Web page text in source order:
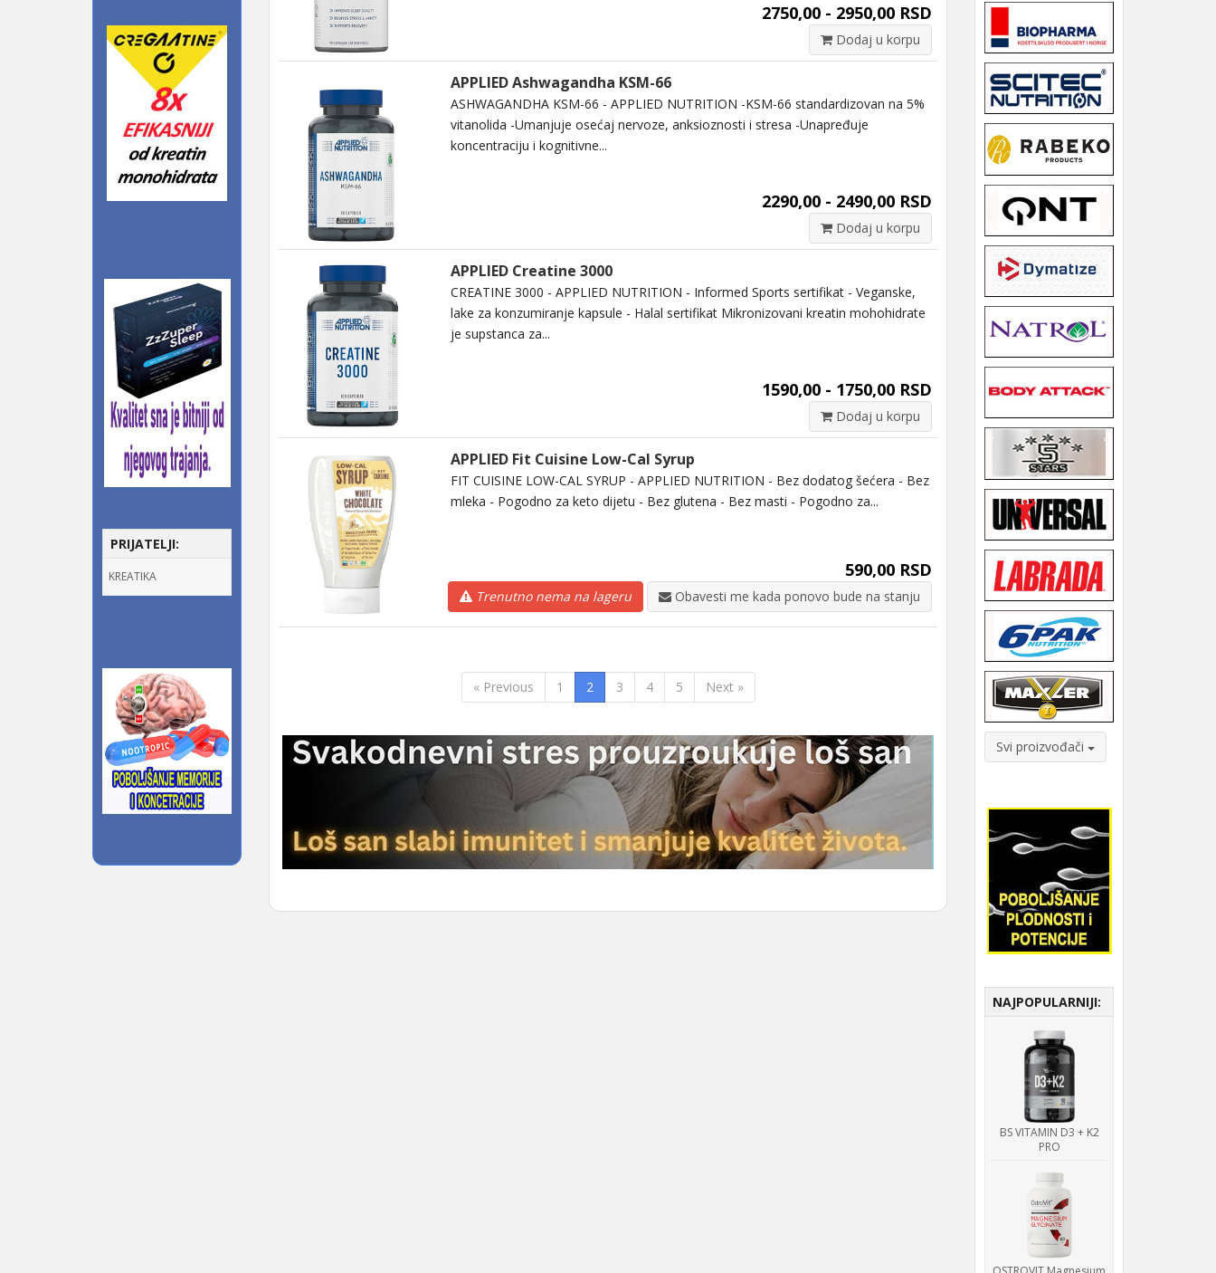
PRIJATELJI:
KREATIKA
2750,00 - 2950,00 RSD
Dodaj u korpu
APPLIED Ashwagandha KSM-66
ASHWAGANDHA KSM-66 - APPLIED NUTRITION -KSM-66 standardizovan na 5%
vitanolida -Umanjuje osećaj nervoze, anksioznosti i stresa -Unapređuje
koncentraciju i kognitivne...
2290,00 - 2490,00 RSD
Dodaj u korpu
APPLIED Creatine 3000
CREATINE 3000 - APPLIED NUTRITION - Informed Sports sertifikat - Veganske,
lake za konzumiranje kapsule - Halal sertifikat Mikronizovani kreatin mohohidrate
je supstanca za...
1590,00 - 1750,00 RSD
Dodaj u korpu
APPLIED Fit Cuisine Low-Cal Syrup
FIT CUISINE LOW-CAL SYRUP - APPLIED NUTRITION - Bez dodatog šećera - Bez
mleka - Pogodno za keto dijetu - Bez glutena - Bez masti - Pogodno za...
590,00 RSD
Trenutno nema na lageru Obavesti me kada ponovo bude na stanju
« Previous 1 2 3 4 5 Next »
Svi proizvođači
NAJPOPULARNIJI:
BS VITAMIN D3 + K2
PRO